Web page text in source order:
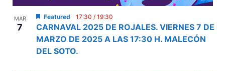
MAR
7
CARNAVAL 2025 DE ROJALES. VIERNES 7 DE
MARZO DE 2025 A LAS 17:30 H. MALECÓN
DEL SOTO.
Featured 17:30 / 19:30